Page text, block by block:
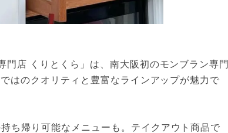
店 くりとくら」は、南大阪初のモンブラン専門
はのクオリティと豊富なラインアップが魅力で
ち帰り可能なメニューも。テイクアウト商品で